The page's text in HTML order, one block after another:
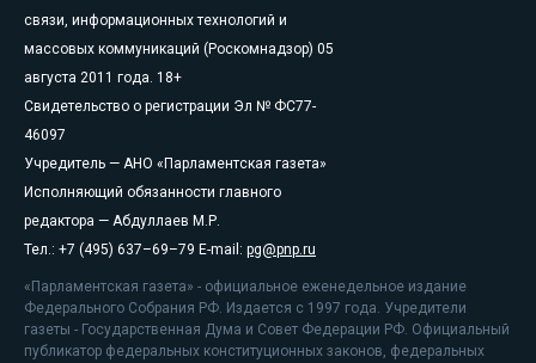
связи, информационных технологий и
массовых коммуникаций (Роскомнадзор) 05
августа 2011 года. 18+
Свидетельство о регистрации Эл № ФС77-
46097
Учредитель — АНО «Парламентская газета»
Исполняющий обязанности главного
редактора — Абдуллаев М.Р.
Тел.: +7 (495) 637–69–79 E-mail: pg@pnp.ru
«Парламентская газета» - официальное еженедельное издание
Федерального Собрания РФ. Издается с 1997 года. Учредители
газеты - Государственная Дума и Совет Федерации РФ. Официальный
публикатор федеральных конституционных законов, федеральных